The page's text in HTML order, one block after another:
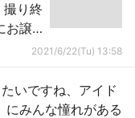
り終
お譲
2021/6/22(Tu) 13:58
いですね、アイド
にみんな憧れがある